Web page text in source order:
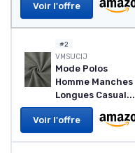
Voir l'offre
#2
VMSUCIJ
Mode Polos
Homme Manches
Longues Casual...
Voir l'offre